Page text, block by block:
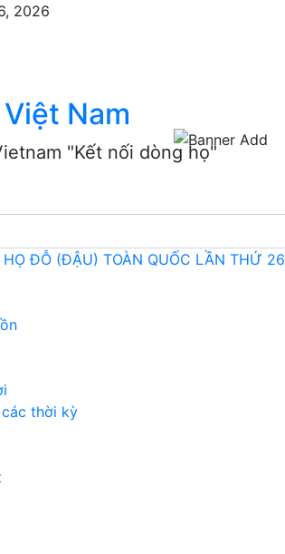
2026
Nam
"Kết nối dòng họ"
HỌ ĐỖ (ĐẬU) TOÀN QUỐC LẦN THỨ 26
thời kỳ